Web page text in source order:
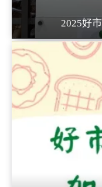
2025好